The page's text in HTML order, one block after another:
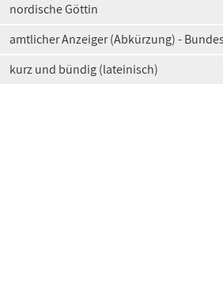
nordische Göttin
amtlicher Anzeiger (Abkürzung) -
kurz und bündig (lateinisch)